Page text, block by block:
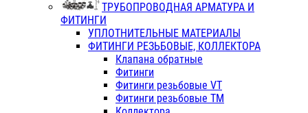
ТРУБОПРОВОДНАЯ АРМАТУРА И
ФИТИНГИ
УПЛОТНИТЕЛЬНЫЕ МАТЕРИАЛЫ
ФИТИНГИ РЕЗЬБОВЫЕ, КОЛЛЕКТОРА
Клапана обратные
Фитинги
Фитинги резьбовые VT
Фитинги резьбовые ТМ